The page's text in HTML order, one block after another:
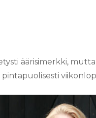
äärisimerkki,
pintapuolisesti